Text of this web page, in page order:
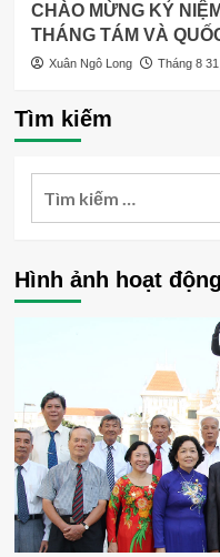
CHÀO MỪNG KỶ
THÁNG TÁM VÀ
Xuân Ngô Long Tháng 8
Tìm kiếm
Hình ảnh hoạt động